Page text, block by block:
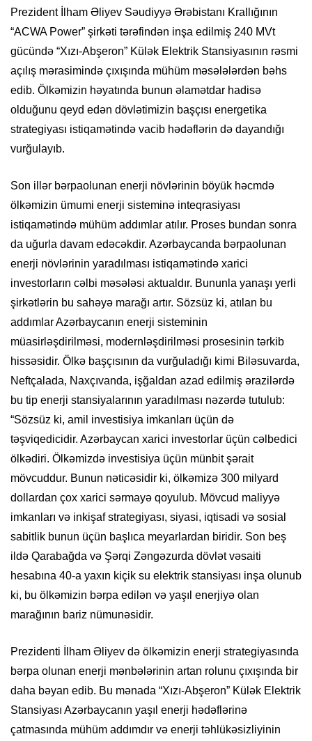
Prezident İlham Əliyev Səudiyyə Ərəbistanı Krallığının
“ACWA Power” şirkəti tərəfindən inşa edilmiş 240 MVt
gücündə “Xızı-Abşeron” Külək Elektrik Stansiyasının rəsmi
açılış mərasimində çıxışında mühüm məsələlərdən bəhs
edib. Ölkəmizin həyatında bunun əlamətdar hadisə
olduğunu qeyd edən dövlətimizin başçısı energetika
strategiyası istiqamətində vacib hədəflərin də dayandığı
vurğulayıb.
Son illər bərpaolunan enerji növlərinin böyük həcmdə
ölkəmizin ümumi enerji sisteminə inteqrasiyası
istiqamətində mühüm addımlar atılır. Proses bundan sonra
da uğurla davam edəcəkdir. Azərbaycanda bərpaolunan
enerji növlərinin yaradılması istiqamətində xarici
investorların cəlbi məsələsi aktualdır. Bununla yanaşı yerli
şirkətlərin bu sahəyə marağı artır. Sözsüz ki, atılan bu
addımlar Azərbaycanın enerji sisteminin
müasirləşdirilməsi, modernləşdirilməsi prosesinin tərkib
hissəsidir. Ölkə başçısının da vurğuladığı kimi Biləsuvarda,
Neftçalada, Naxçıvanda, işğaldan azad edilmiş ərazilərdə
bu tip enerji stansiyalarının yaradılması nəzərdə tutulub:
“Sözsüz ki, amil investisiya imkanları üçün də
təşviqedicidir. Azərbaycan xarici investorlar üçün cəlbedici
ölkədiri. Ölkəmizdə investisiya üçün münbit şərait
mövcuddur. Bunun nəticəsidir ki, ölkəmizə 300 milyard
dollardan çox xarici sərmayə qoyulub. Mövcud maliyyə
imkanları və inkişaf strategiyası, siyasi, iqtisadi və sosial
sabitlik bunun üçün başlıca meyarlardan biridir. Son beş
ildə Qarabağda və Şərqi Zəngəzurda dövlət vəsaiti
hesabına 40-a yaxın kiçik su elektrik stansiyası inşa olunub
ki, bu ölkəmizin bərpa edilən və yaşıl enerjiyə olan
marağının bariz nümunəsidir.
Prezidenti İlham Əliyev də ölkəmizin enerji strategiyasında
bərpa olunan enerji mənbələrinin artan rolunu çıxışında bir
daha bəyan edib. Bu mənada “Xızı-Abşeron” Külək Elektrik
Stansiyası Azərbaycanın yaşıl enerji hədəflərinə
çatmasında mühüm addımdır və enerji təhlükəsizliyinin